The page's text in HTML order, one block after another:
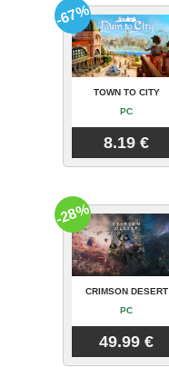
TOWN TO CITY
PC
8.19 €
-67%
CRIMSON DESERT
PC
49.99 €
-28%